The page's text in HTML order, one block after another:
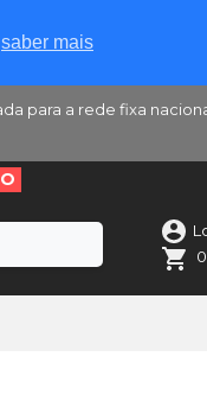
saber mais
para a rede fixa